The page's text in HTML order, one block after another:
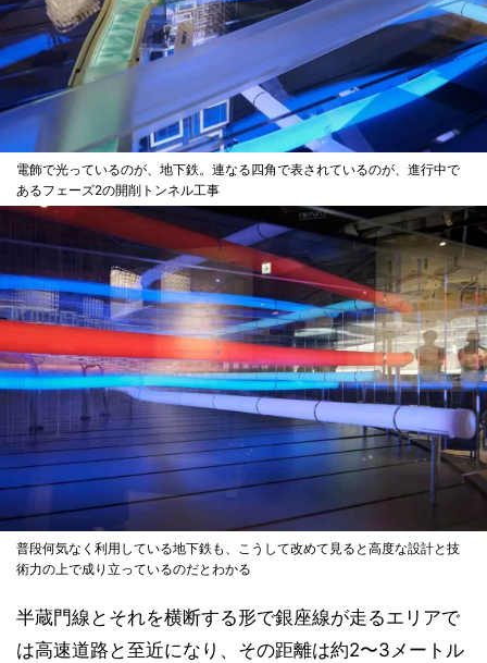
電飾で光っているのが、地下鉄。連なる四角で表されているのが、進行中で
あるフェーズ2の開削トンネル工事
普段何気なく利用している地下鉄も、こうして改めて見ると高度な設計と技
術力の上で成り立っているのだとわかる
半蔵門線とそれを横断する形で銀座線が走るエリアで
は高速道路と至近になり、その距離は約2〜3メートル